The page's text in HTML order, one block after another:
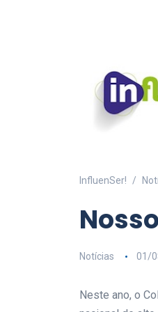
InfluenSer!
Notícias 01/
Neste ano, o